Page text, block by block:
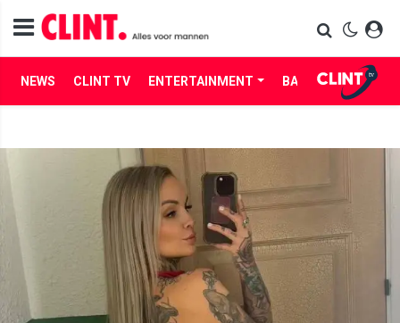
NEWS CLINT TV ENTERTAINMENT BABES LIFE